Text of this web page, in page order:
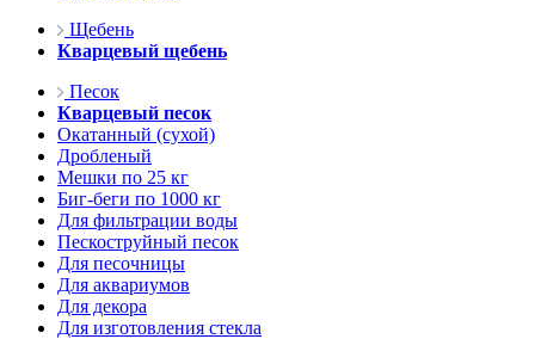
Щебень
Кварцевый щебень
Песок
Кварцевый песок
Окатанный (сухой)
Дробленый
Мешки по 25 кг
Биг-беги по 1000 кг
Для фильтрации воды
Пескоструйный песок
Для песочницы
Для аквариумов
Для декора
Для изготовления стекла